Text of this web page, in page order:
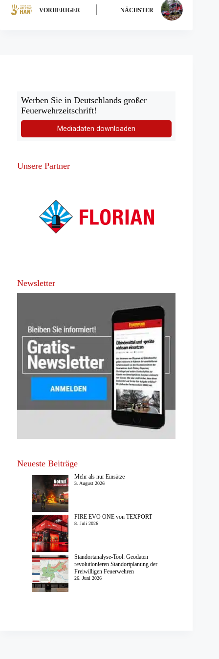
VORHERIGER NÄCHSTER
Werben Sie in Deutschlands großer
Feuerwehrzeitschrift!
Mediadaten downloaden
Unsere Partner
Newsletter
Neueste Beiträge
Mehr als nur Einsätze
3. August 2026
FIRE EVO ONE von TEXPORT
8. Juli 2026
Standortanalyse-Tool: Geodaten
revolutionieren Standortplanung der
Freiwilligen Feuerwehren
26. Juni 2026